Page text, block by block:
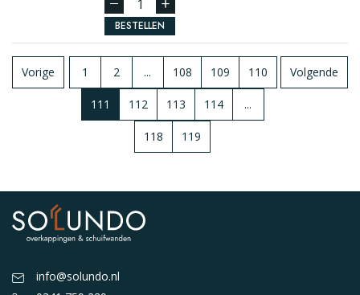
BESTELLEN
Vorige 1 2 ... 108 109 110
111 112 113 114 ...
118 119
Volgende
info@solundo.nl